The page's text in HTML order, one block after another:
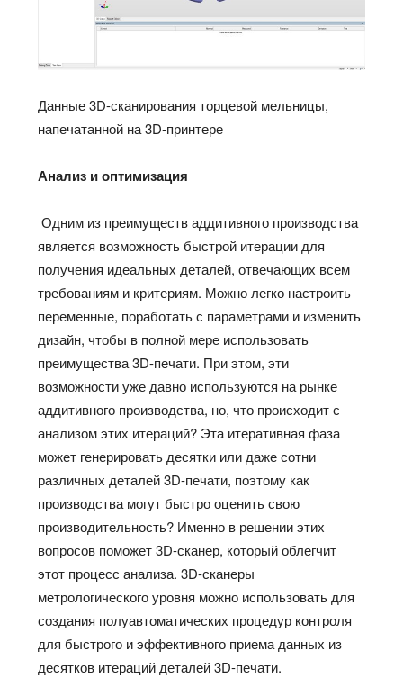
Данные 3D-сканирования торцевой мельницы,
напечатанной на 3D-принтере
Анализ и оптимизация
Одним из преимуществ аддитивного производства
является возможность быстрой итерации для
получения идеальных деталей, отвечающих всем
требованиям и критериям. Можно легко настроить
переменные, поработать с параметрами и изменить
дизайн, чтобы в полной мере использовать
преимущества 3D-печати. При этом, эти
возможности уже давно используются на рынке
аддитивного производства, но, что происходит с
анализом этих итераций? Эта итеративная фаза
может генерировать десятки или даже сотни
различных деталей 3D-печати, поэтому как
производства могут быстро оценить свою
производительность? Именно в решении этих
вопросов поможет 3D-сканер, который облегчит
этот процесс анализа. 3D-сканеры
метрологического уровня можно использовать для
создания полуавтоматических процедур контроля
для быстрого и эффективного приема данных из
десятков итераций деталей 3D-печати.